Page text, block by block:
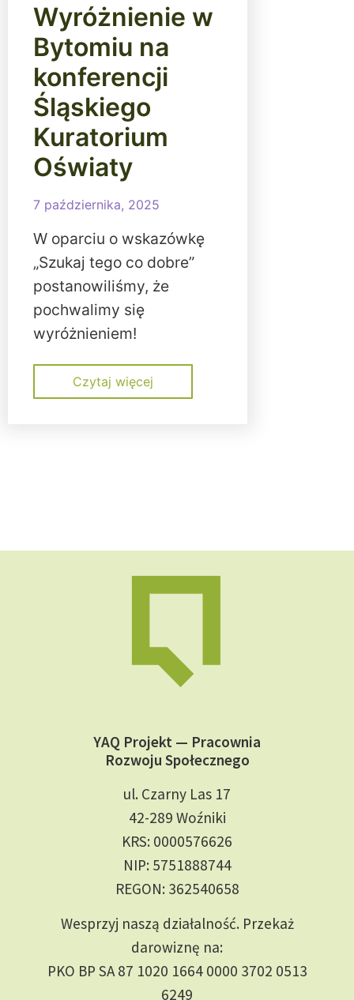
Wyróżnienie w
Bytomiu na
konferencji
Śląskiego
Kuratorium
Oświaty
7 października, 2025
W oparciu o wskazówkę
„Szukaj tego co dobre”
postanowiliśmy, że
pochwalimy się
wyróżnieniem!
Czytaj więcej
YAQ Projekt — Pracownia
Rozwoju Społecznego
ul. Czarny Las 17
42-289 Woźniki
KRS: 0000576626
NIP: 5751888744
REGON: 362540658
Wesprzyj naszą działalność. Przekaż
darowiznę na:
PKO BP SA 87 1020 1664 0000 3702 0513
6249